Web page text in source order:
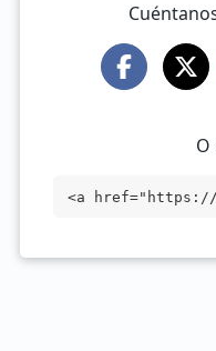
O
<a href="https://